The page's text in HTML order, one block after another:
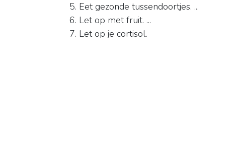
Eet gezonde tussendoortjes. ...
Let op met fruit. ...
Let op je cortisol.